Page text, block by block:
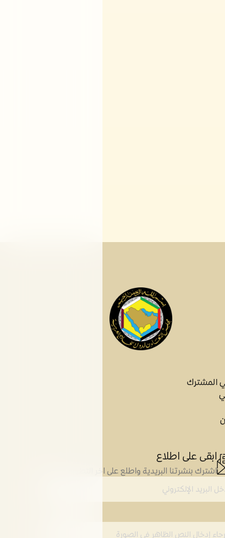
المشترك
ابقى على اطلاع
اشترك بنشرتنا البريدية واطلع على اخر التطورات